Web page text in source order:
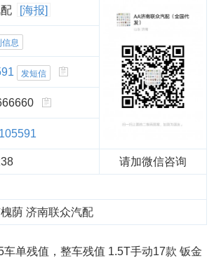
[海报]
息
发短信
请加微信咨询
荫 济南联众汽配
单残值，整车残值 1.5T手动17款 钣金